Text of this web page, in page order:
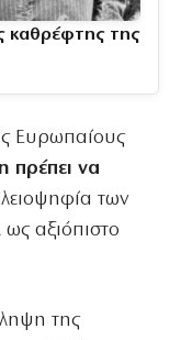
καθρέφτης της
Ευρωπαίους
πρέπει να
των
ως αξιόπιστο
της